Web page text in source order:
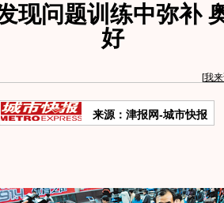
现问题训练中弥补
好
[我
来源：津报网-城市快报